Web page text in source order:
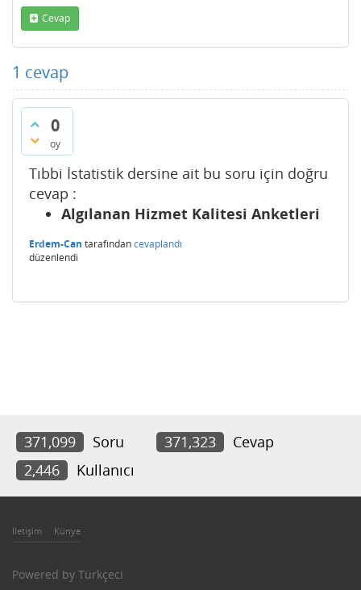
Cevap
1 cevap
0
oy
Tıbbi İstatistik dersine ait bu soru için doğru
cevap :
Algılanan Hizmet Kalitesi Anketleri
Erdem-Can tarafındancevaplandı
düzenlendi
371,099 Soru 371,323
Cevap
2,446
Kullanıcı
İletişim Künye
Powered by Türkçeci